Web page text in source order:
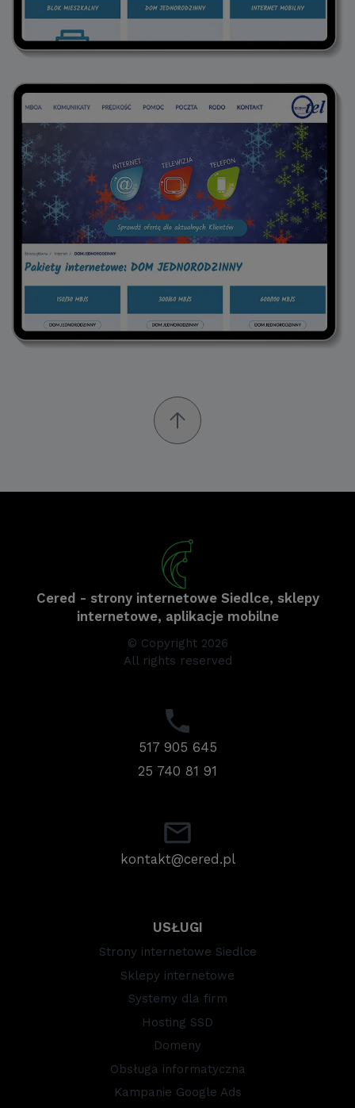
Cered - strony internetowe Siedlce, sklepy
internetowe, aplikacje mobilne
© Copyright 2026
All rights reserved
517 905 645
25 740 81 91
kontakt@cered.pl
USŁUGI
Strony internetowe Siedlce
Sklepy internetowe
Systemy dla firm
Hosting SSD
Domeny
Obsługa informatyczna
Kampanie Google Ads